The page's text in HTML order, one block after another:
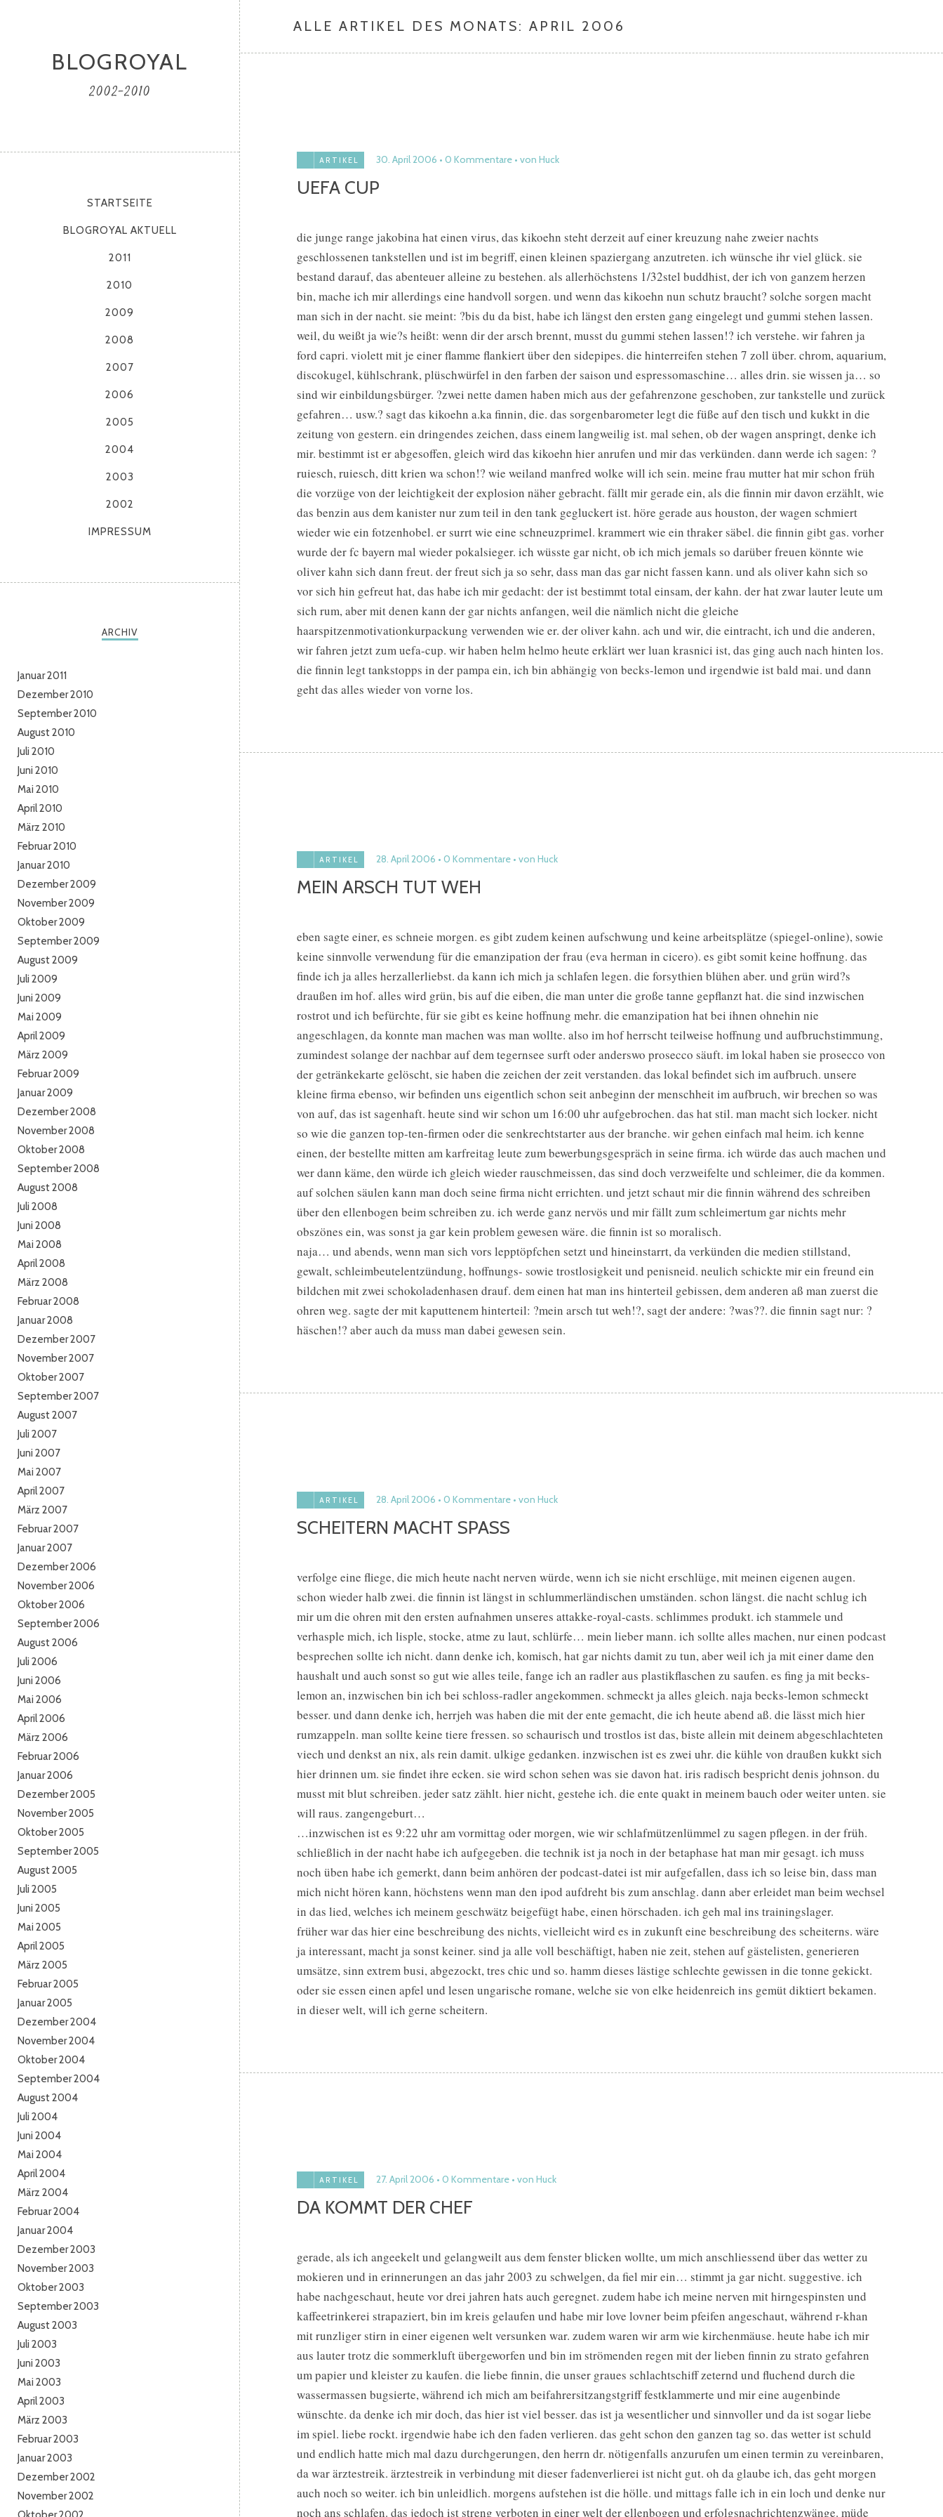
BLOGROYAL
2002-2010
STARTSEITE
BLOGROYAL AKTUELL
2011
2010
2009
2008
2007
2006
2005
2004
2003
2002
IMPRESSUM
ARCHIV
Januar 2011
Dezember 2010
September 2010
August 2010
Juli 2010
Juni 2010
Mai 2010
April 2010
März 2010
Februar 2010
Januar 2010
Dezember 2009
November 2009
Oktober 2009
September 2009
August 2009
Juli 2009
Juni 2009
Mai 2009
April 2009
März 2009
Februar 2009
Januar 2009
Dezember 2008
November 2008
Oktober 2008
September 2008
August 2008
Juli 2008
Juni 2008
Mai 2008
April 2008
März 2008
Februar 2008
Januar 2008
Dezember 2007
November 2007
Oktober 2007
September 2007
August 2007
Juli 2007
Juni 2007
Mai 2007
April 2007
März 2007
Februar 2007
Januar 2007
Dezember 2006
November 2006
Oktober 2006
September 2006
August 2006
Juli 2006
Juni 2006
Mai 2006
April 2006
März 2006
Februar 2006
Januar 2006
Dezember 2005
November 2005
Oktober 2005
September 2005
August 2005
Juli 2005
Juni 2005
Mai 2005
April 2005
März 2005
Februar 2005
Januar 2005
Dezember 2004
November 2004
Oktober 2004
September 2004
August 2004
Juli 2004
Juni 2004
Mai 2004
April 2004
März 2004
Februar 2004
Januar 2004
Dezember 2003
November 2003
Oktober 2003
September 2003
August 2003
Juli 2003
Juni 2003
Mai 2003
April 2003
März 2003
Februar 2003
Januar 2003
Dezember 2002
November 2002
ALLE ARTIKEL DES MONATS:APRIL 2006
ARTIKEL 30. April 2006 0 Kommentare von Huck
UEFA CUP
die junge range jakobina hat einen virus, das kikoehn steht derzeit auf einer kreuzung nahe zweier nachts
geschlossenen tankstellen und ist im begriff, einen kleinen spaziergang anzutreten. ich wünsche ihr viel glück. sie
bestand darauf, das abenteuer alleine zu bestehen. als allerhöchstens 1/32stel buddhist, der ich von ganzem herzen
bin, mache ich mir allerdings eine handvoll sorgen. und wenn das kikoehn nun schutz braucht? solche sorgen macht
man sich in der nacht. sie meint: ?bis du da bist, habe ich längst den ersten gang eingelegt und gummi stehen lassen.
weil, du weißt ja wie?s heißt: wenn dir der arsch brennt, musst du gummi stehen lassen!? ich verstehe. wir fahren ja
ford capri. violett mit je einer flamme flankiert über den sidepipes. die hinterreifen stehen 7 zoll über. chrom, aquarium,
discokugel, kühlschrank, plüschwürfel in den farben der saison und espressomaschine… alles drin. sie wissen ja… so
sind wir einbildungsbürger. ?zwei nette damen haben mich aus der gefahrenzone geschoben, zur tankstelle und zurück
gefahren… usw.? sagt das kikoehn a.ka finnin, die. das sorgenbarometer legt die füße auf den tisch und kukkt in die
zeitung von gestern. ein dringendes zeichen, dass einem langweilig ist. mal sehen, ob der wagen anspringt, denke ich
mir. bestimmt ist er abgesoffen, gleich wird das kikoehn hier anrufen und mir das verkünden. dann werde ich sagen: ?
ruiesch, ruiesch, ditt krien wa schon!? wie weiland manfred wolke will ich sein. meine frau mutter hat mir schon früh
die vorzüge von der leichtigkeit der explosion näher gebracht. fällt mir gerade ein, als die finnin mir davon erzählt, wie
das benzin aus dem kanister nur zum teil in den tank gegluckert ist. höre gerade aus houston, der wagen schmiert
wieder wie ein fotzenhobel. er surrt wie eine schneuzprimel. krammert wie ein thraker säbel. die finnin gibt gas. vorher
wurde der fc bayern mal wieder pokalsieger. ich wüsste gar nicht, ob ich mich jemals so darüber freuen könnte wie
oliver kahn sich dann freut. der freut sich ja so sehr, dass man das gar nicht fassen kann. und als oliver kahn sich so
vor sich hin gefreut hat, das habe ich mir gedacht: der ist bestimmt total einsam, der kahn. der hat zwar lauter leute um
sich rum, aber mit denen kann der gar nichts anfangen, weil die nämlich nicht die gleiche
haarspitzenmotivationkurpackung verwenden wie er. der oliver kahn. ach und wir, die eintracht, ich und die anderen,
wir fahren jetzt zum uefa-cup. wir haben helm helmo heute erklärt wer luan krasnici ist, das ging auch nach hinten los.
die finnin legt tankstopps in der pampa ein, ich bin abhängig von becks-lemon und irgendwie ist bald mai. und dann
geht das alles wieder von vorne los.
ARTIKEL 28. April 2006 0 Kommentare von Huck
MEIN ARSCH TUT WEH
eben sagte einer, es schneie morgen. es gibt zudem keinen aufschwung und keine arbeitsplätze (spiegel-online), sowie
keine sinnvolle verwendung für die emanzipation der frau (eva herman in cicero). es gibt somit keine hoffnung. das
finde ich ja alles herzallerliebst. da kann ich mich ja schlafen legen. die forsythien blühen aber. und grün wird?s
draußen im hof. alles wird grün, bis auf die eiben, die man unter die große tanne gepflanzt hat. die sind inzwischen
rostrot und ich befürchte, für sie gibt es keine hoffnung mehr. die emanzipation hat bei ihnen ohnehin nie
angeschlagen, da konnte man machen was man wollte. also im hof herrscht teilweise hoffnung und aufbruchstimmung,
zumindest solange der nachbar auf dem tegernsee surft oder anderswo prosecco säuft. im lokal haben sie prosecco von
der getränkekarte gelöscht, sie haben die zeichen der zeit verstanden. das lokal befindet sich im aufbruch. unsere
kleine firma ebenso, wir befinden uns eigentlich schon seit anbeginn der menschheit im aufbruch, wir brechen so was
von auf, das ist sagenhaft. heute sind wir schon um 16:00 uhr aufgebrochen. das hat stil. man macht sich locker. nicht
so wie die ganzen top-ten-firmen oder die senkrechtstarter aus der branche. wir gehen einfach mal heim. ich kenne
einen, der bestellte mitten am karfreitag leute zum bewerbungsgespräch in seine firma. ich würde das auch machen und
wer dann käme, den würde ich gleich wieder rauschmeissen, das sind doch verzweifelte und schleimer, die da kommen.
auf solchen säulen kann man doch seine firma nicht errichten. und jetzt schaut mir die finnin während des schreiben
über den ellenbogen beim schreiben zu. ich werde ganz nervös und mir fällt zum schleimertum gar nichts mehr
obszönes ein, was sonst ja gar kein problem gewesen wäre. die finnin ist so moralisch.
naja… und abends, wenn man sich vors lepptöpfchen setzt und hineinstarrt, da verkünden die medien stillstand,
gewalt, schleimbeutelentzündung, hoffnungs- sowie trostlosigkeit und penisneid. neulich schickte mir ein freund ein
bildchen mit zwei schokoladenhasen drauf. dem einen hat man ins hinterteil gebissen, dem anderen aß man zuerst die
ohren weg. sagte der mit kaputtenem hinterteil: ?mein arsch tut weh!?, sagt der andere: ?was??. die finnin sagt nur: ?
häschen!? aber auch da muss man dabei gewesen sein.
ARTIKEL 28. April 2006 0 Kommentare von Huck
SCHEITERN MACHT SPASS
verfolge eine fliege, die mich heute nacht nerven würde, wenn ich sie nicht erschlüge, mit meinen eigenen augen.
schon wieder halb zwei. die finnin ist längst in schlummerländischen umständen. schon längst. die nacht schlug ich
mir um die ohren mit den ersten aufnahmen unseres attakke-royal-casts. schlimmes produkt. ich stammele und
verhasple mich, ich lisple, stocke, atme zu laut, schlürfe… mein lieber mann. ich sollte alles machen, nur einen podcast
besprechen sollte ich nicht. dann denke ich, komisch, hat gar nichts damit zu tun, aber weil ich ja mit einer dame den
haushalt und auch sonst so gut wie alles teile, fange ich an radler aus plastikflaschen zu saufen. es fing ja mit becks-
lemon an, inzwischen bin ich bei schloss-radler angekommen. schmeckt ja alles gleich. naja becks-lemon schmeckt
besser. und dann denke ich, herrjeh was haben die mit der ente gemacht, die ich heute abend aß. die lässt mich hier
rumzappeln. man sollte keine tiere fressen. so schaurisch und trostlos ist das, biste allein mit deinem abgeschlachteten
viech und denkst an nix, als rein damit. ulkige gedanken. inzwischen ist es zwei uhr. die kühle von draußen kukkt sich
hier drinnen um. sie findet ihre ecken. sie wird schon sehen was sie davon hat. iris radisch bespricht denis johnson. du
musst mit blut schreiben. jeder satz zählt. hier nicht, gestehe ich. die ente quakt in meinem bauch oder weiter unten. sie
will raus. zangengeburt…
…inzwischen ist es 9:22 uhr am vormittag oder morgen, wie wir schlafmützenlümmel zu sagen pflegen. in der früh.
schließlich in der nacht habe ich aufgegeben. die technik ist ja noch in der betaphase hat man mir gesagt. ich muss
noch üben habe ich gemerkt, dann beim anhören der podcast-datei ist mir aufgefallen, dass ich so leise bin, dass man
mich nicht hören kann, höchstens wenn man den ipod aufdreht bis zum anschlag. dann aber erleidet man beim wechsel
in das lied, welches ich meinem geschwätz beigefügt habe, einen hörschaden. ich geh mal ins trainingslager.
früher war das hier eine beschreibung des nichts, vielleicht wird es in zukunft eine beschreibung des scheiterns. wäre
ja interessant, macht ja sonst keiner. sind ja alle voll beschäftigt, haben nie zeit, stehen auf gästelisten, generieren
umsätze, sinn extrem busi, abgezockt, tres chic und so. hamm dieses lästige schlechte gewissen in die tonne gekickt.
oder sie essen einen apfel und lesen ungarische romane, welche sie von elke heidenreich ins gemüt diktiert bekamen.
in dieser welt, will ich gerne scheitern.
ARTIKEL 27. April 2006 0 Kommentare von Huck
DA KOMMT DER CHEF
gerade, als ich angeekelt und gelangweilt aus dem fenster blicken wollte, um mich anschliessend über das wetter zu
mokieren und in erinnerungen an das jahr 2003 zu schwelgen, da fiel mir ein… stimmt ja gar nicht. suggestive. ich
habe nachgeschaut, heute vor drei jahren hats auch geregnet. zudem habe ich meine nerven mit hirngespinsten und
kaffeetrinkerei strapaziert, bin im kreis gelaufen und habe mir love lovner beim pfeifen angeschaut, während r-khan
mit runzliger stirn in einer eigenen welt versunken war. zudem waren wir arm wie kirchenmäuse. heute habe ich mir
aus lauter trotz die sommerkluft übergeworfen und bin im strömenden regen mit der lieben finnin zu strato gefahren
um papier und kleister zu kaufen. die liebe finnin, die unser graues schlachtschiff zeternd und fluchend durch die
wassermassen bugsierte, während ich mich am beifahrersitzangstgriff festklammerte und mir eine augenbinde
wünschte. da denke ich mir doch, das hier ist viel besser. das ist ja wesentlicher und sinnvoller und da ist sogar liebe
im spiel. liebe rockt. irgendwie habe ich den faden verlieren. das geht schon den ganzen tag so. das wetter ist schuld
und endlich hatte mich mal dazu durchgerungen, den herrn dr. nötigenfalls anzurufen um einen termin zu vereinbaren,
da war ärztestreik. ärztestreik in verbindung mit dieser fadenverlierei ist nicht gut. oh da glaube ich, das geht morgen
auch noch so weiter. ich bin unleidlich. morgens aufstehen ist die hölle. und mittags falle ich in ein loch und denke nur
noch ans schlafen. das jedoch ist streng verboten in einer welt der ellenbogen und erfolgsnachrichtenzwänge. müde